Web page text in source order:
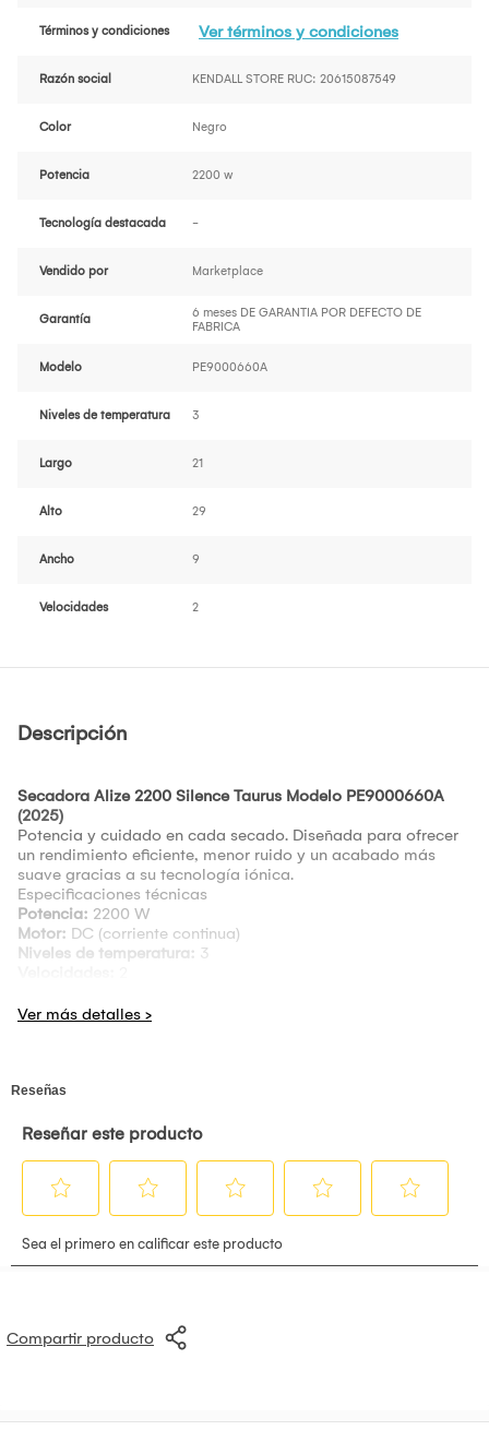
Términos y condiciones Ver términos y condiciones
Razón social KENDALL STORE RUC: 20615087549
Color Negro
Potencia 2200 w
Tecnología destacada -
Vendido por Marketplace
Garantía
6 meses DE GARANTIA POR DEFECTO DE
FABRICA
Modelo PE9000660A
Niveles de temperatura 3
Largo 21
Alto 29
Ancho 9
Velocidades 2
Descripción
Secadora Alize 2200 Silence Taurus Modelo PE9000660A
(2025)
Potencia y cuidado en cada secado. Diseñada para ofrecer
un rendimiento eficiente, menor ruido y un acabado más
suave gracias a su tecnología iónica.
Especificaciones técnicas
Potencia: 2200 W
Motor: DC (corriente continua)
Niveles de temperatura: 3
Tecnología iónica:
Condición:
Compartir producto